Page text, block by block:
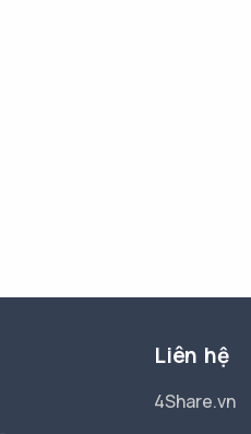
Liên hệ
4Share.vn